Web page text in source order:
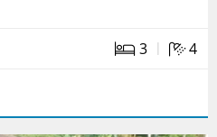
3 | 4